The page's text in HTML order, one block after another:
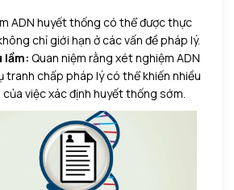
ADN huyết thống có thể được thực
chỉ giới hạn ở các vấn đề pháp lý.
lầm: Quan niệm rằng xét nghiệm ADN
tranh chấp pháp lý có thể khiến nhiều
việc xác định huyết thống sớm.